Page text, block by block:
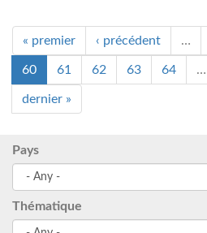
« premier ‹ précédent …
60 61 62 63 64 …
dernier »
Pays
Thématique